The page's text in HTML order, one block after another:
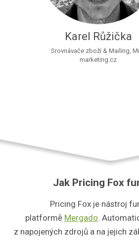
Karel Růžička
Srovnávače zboží & Mailing,
marketing.cz
Jak Pricing Fox
Pricing Fox je nástroj
platformě Mergado.
z napojených zdrojů a na jejich